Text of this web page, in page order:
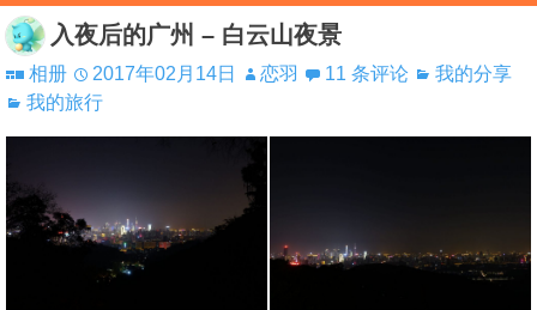
入夜后的广州 – 白云山夜景
相册 2017年02月14日 恋羽 11 条评论
我的分享
我的旅行